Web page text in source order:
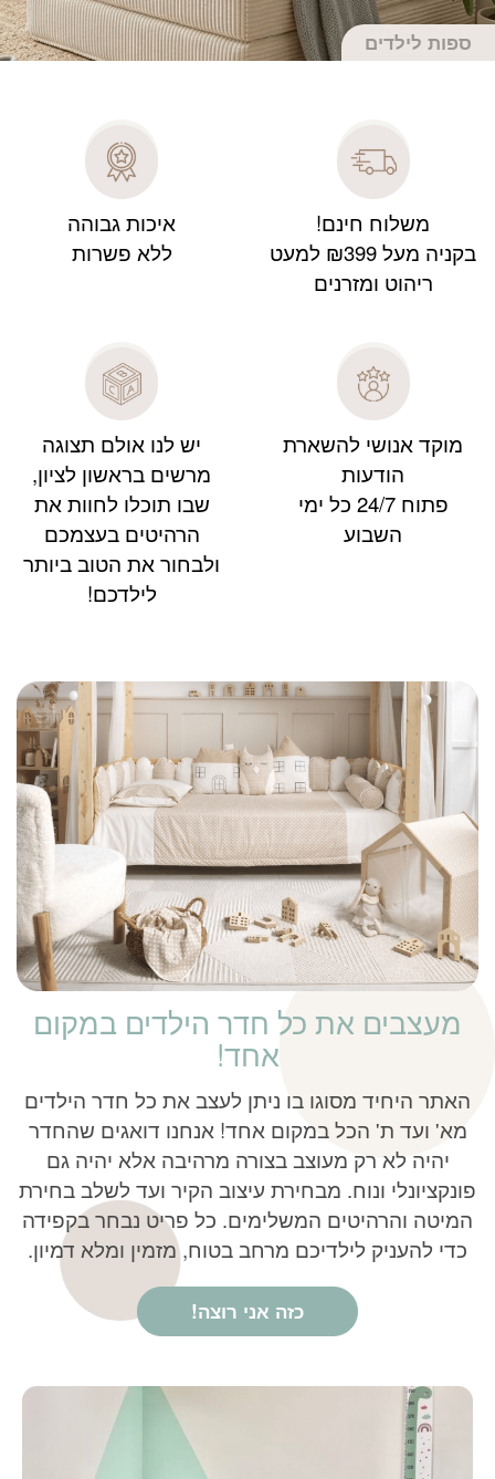
ספות לילדים
משלוח חינם!
בקניה מעל ₪399 למעט
ריהוט ומזרנים
איכות גבוהה
ללא פשרות
מוקד אנושי להשארת
הודעות
פתוח 24/7 כל ימי
השבוע
יש לנו אולם תצוגה
מרשים בראשון לציון,
שבו תוכלו לחוות את
הרהיטים בעצמכם
ולבחור את הטוב ביותר
לילדכם!
מעצבים את כל חדר הילדים במקום
אחד!
האתר היחיד מסוגו בו ניתן לעצב את כל חדר הילדים
מא' ועד ת' הכל במקום אחד! אנחנו דואגים שהחדר
יהיה לא רק מעוצב בצורה מרהיבה אלא יהיה גם
פונקציונלי ונוח. מבחירת עיצוב הקיר ועד לשלב בחירת
המיטה והרהיטים המשלימים. כל פריט נבחר בקפידה
כדי להעניק לילדיכם מרחב בטוח, מזמין ומלא דמיון.
כזה אני רוצה!